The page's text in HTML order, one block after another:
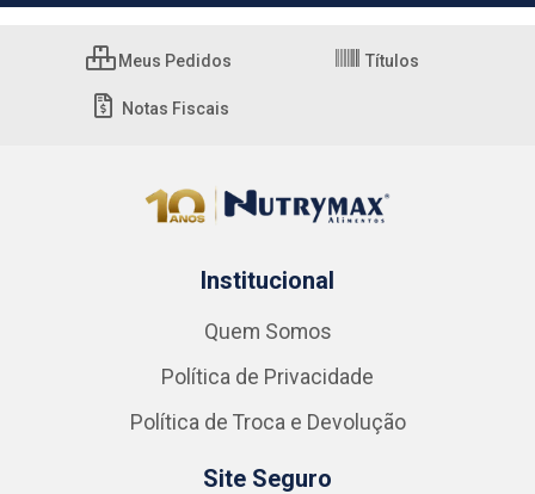
Meus Pedidos Títulos
Notas Fiscais
Institucional
Quem Somos
Política de Privacidade
Política de Troca e Devolução
Site Seguro